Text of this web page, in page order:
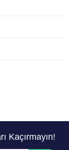
Kaçırmayın!